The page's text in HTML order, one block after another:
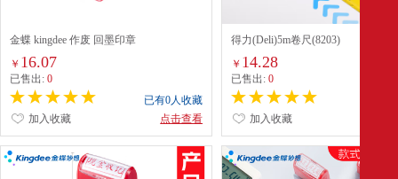
金蝶 kingdee 作废 回墨印章
￥ 16.07
已售出: 0
已有0人收藏
点击查看
加入收藏
得力(Deli)5m卷尺(8203)
￥ 14.28
已售出:0
加入收藏